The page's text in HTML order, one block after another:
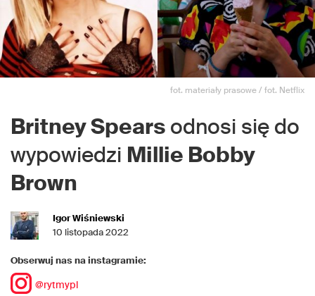
fot. materiały prasowe / fot. Netflix
Britney Spears odnosi się do
wypowiedzi Millie Bobby
Brown
Igor Wiśniewski
10 listopada 2022
Obserwuj nas na instagramie:
@rytmypl